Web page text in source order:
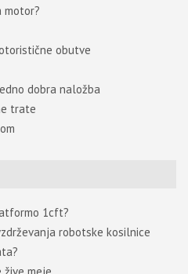
motor?
obutve
dobra naložba
trate
1cft?
robotske kosilnice